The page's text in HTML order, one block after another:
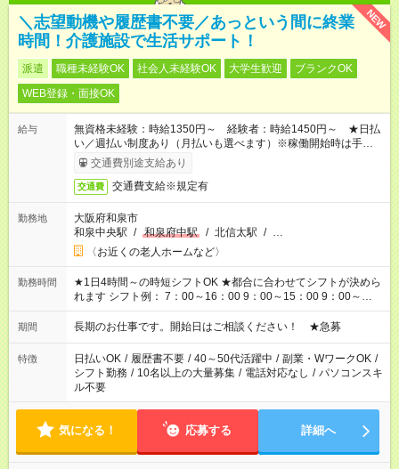
NEW
＼志望動機や履歴書不要／あっという間に終業
時間！介護施設で生活サポート！
派遣 職種未経験OK 社会人未経験OK 大学生歓迎
ブランクOK
WEB登録・面接OK
給与
無資格未経験：時給1350円～ 経験者：時給1450円～ ★日払
い／週払い制度あり（月払いも選べます）※稼働開始時は手続き
完了次第のお支払いとなります。
交通費別途支給あり
交通費 交通費支給※規定有
勤務地
大阪府和泉市
和泉中央駅 / 和泉府中駅 / 北信太駅 / …
〈お近くの老人ホームなど〉
勤務時間
★1日4時間～の時短シフトOK ★都合に合わせてシフトが決めら
れます シフト例： 7：00～16：00 9：00～15：00 9：00～
18：00 11：00～20：00 など ※Wワークの場合、他のお仕事と
合わせ週40時間超の就業はご案内できません ※法令に基づき、
派遣法（日雇い派遣の原則禁止）により、短時間・短期間の就
業はご案内が難しい場合があります
期間 長期のお仕事です。開始日はご相談ください！ ★急募
特徴 日払いOK / 履歴書不要 / 40～50代活躍中 / 副業・WワークOK /
シフト勤務 / 10名以上の大量募集 / 電話対応なし / パソコンスキ
ル不要
気になる！ 応募する 詳細へ